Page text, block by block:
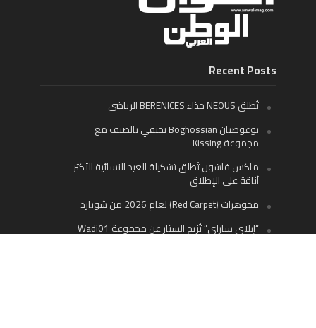
Recent Posts
تُطلق NEOUS حذاء BERENICES الرياضي
بوغوصيان Boghossian تحتفي بالصيف مع
مجموعة Kissing
ماكس فاشون تُطلق تشكيلة العيد النسائية الأكثر
أناقة على الإطلاق
مجوهرات (Red Carpet) لعام 2026 من شوبارد
“إيلاي ساراي” تُزيح الستار عن مجموعة Wadi01